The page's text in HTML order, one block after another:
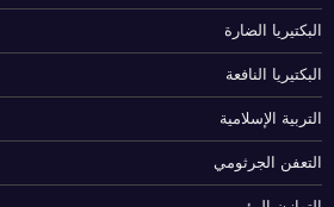
البكتيريا الضارة
البكتيريا النافعة
التربية الإسلامية
التعفن الجرثومي